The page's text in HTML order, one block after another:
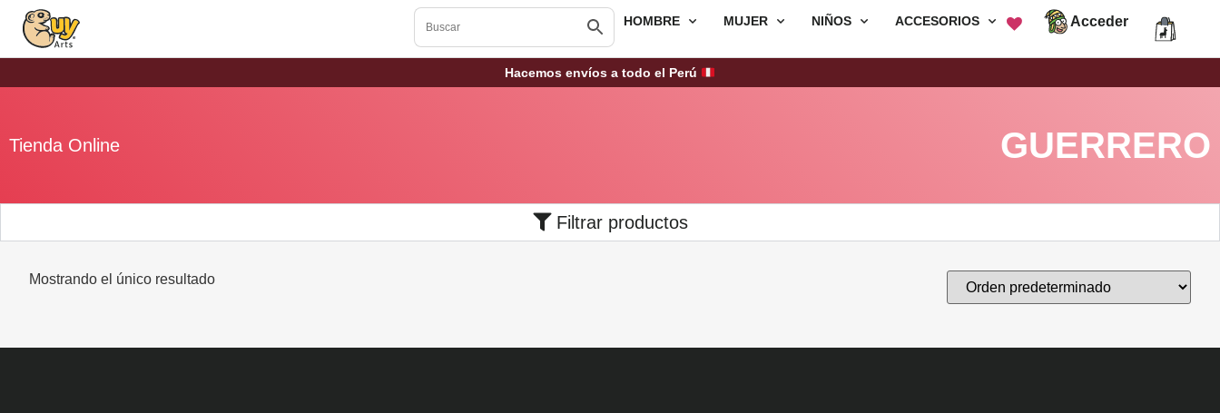
HOMBRE MUJER NIÑOS ACCESORIOS Acceder
Hacemos envíos a todo el Perú
Tienda Online GUERRERO
Filtrar productos
Mostrando el único resultado